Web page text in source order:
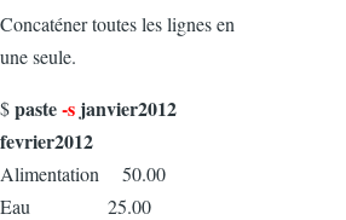
Concaténer toutes les lignes en
une seule.
$paste-s janvier2012
fevrier2012
Alimentation 50.00
Eau 25.00